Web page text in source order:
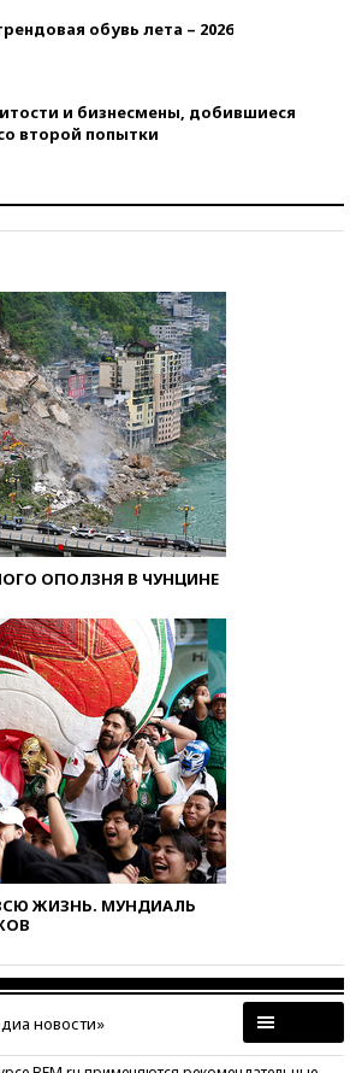
обувь лета – 2026
и бизнесмены, добившиеся
второй попытки
ОПОЛЗНЯ В ЧУНЦИНЕ
ЖИЗНЬ. МУНДИАЛЬ
новости»